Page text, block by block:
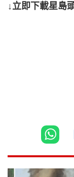
↓立即下載星島